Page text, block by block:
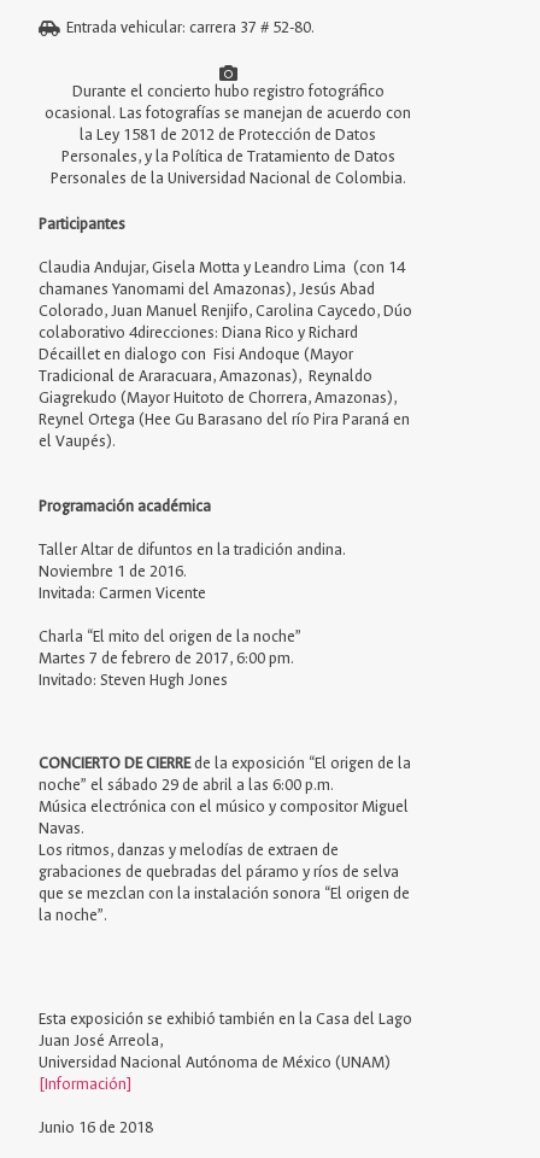
Entrada vehicular: carrera 37 # 52-80.
Durante el concierto hubo registro fotográfico
ocasional. Las fotografías se manejan de acuerdo con
la Ley 1581 de 2012 de Protección de Datos
Personales, y la Política de Tratamiento de Datos
Personales de la Universidad Nacional de Colombia.
Participantes
Claudia Andujar, Gisela Motta y Leandro Lima (con 14
chamanes Yanomami del Amazonas), Jesús Abad
Colorado, Juan Manuel Renjifo, Carolina Caycedo, Dúo
colaborativo 4direcciones: Diana Rico y Richard
Décaillet en dialogo con Fisi Andoque (Mayor
Tradicional de Araracuara, Amazonas), Reynaldo
Giagrekudo (Mayor Huitoto de Chorrera, Amazonas),
Reynel Ortega (Hee Gu Barasano del río Pira Paraná en
el Vaupés).
Programación académica
Taller Altar de difuntos en la tradición andina.
Noviembre 1 de 2016.
Invitada: Carmen Vicente
Charla “El mito del origen de la noche”
Martes 7 de febrero de 2017, 6:00 pm.
Invitado: Steven Hugh Jones
CONCIERTO DE CIERREde la exposición “El origen de la
noche” el sábado 29 de abril a las 6:00 p.m.
Música electrónica con el músico y compositor Miguel
Navas.
Los ritmos, danzas y melodías de extraen de
grabaciones de quebradas del páramo y ríos de selva
que se mezclan con la instalación sonora “El origen de
la noche”.
Esta exposición se exhibió también en la Casa del Lago
Juan José Arreola,
Universidad Nacional Autónoma de México (UNAM)
[Información]
Junio 16 de 2018